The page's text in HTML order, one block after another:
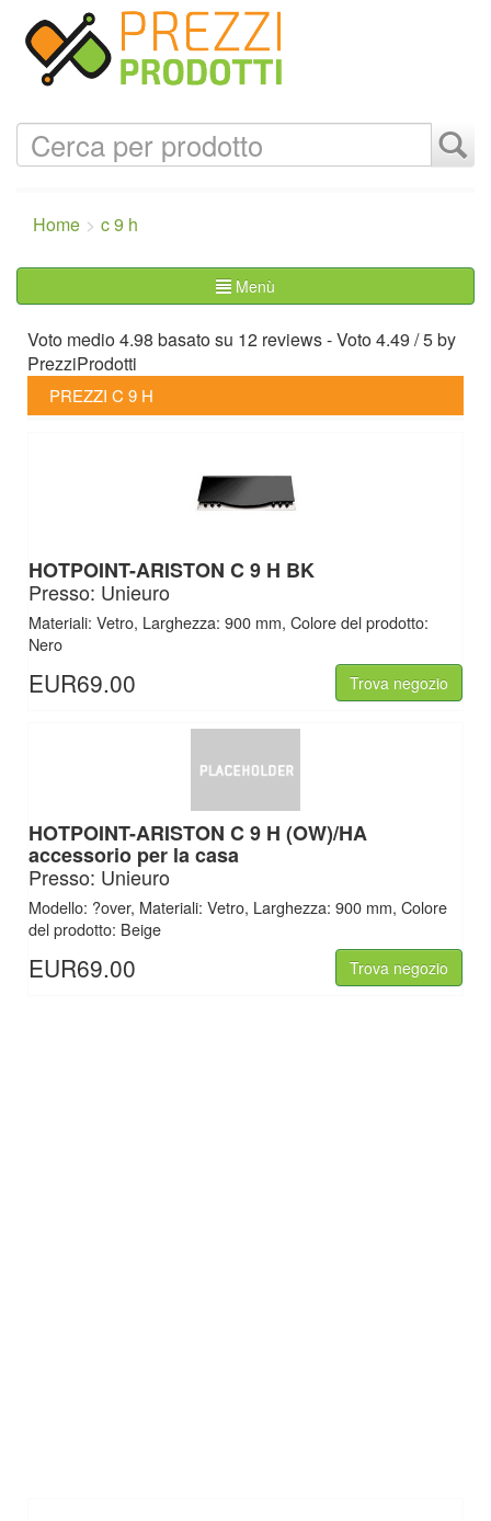
Home c 9 h
Menù
Voto medio4.98 basato su 12 reviews- Voto4.49 /5by
PrezziProdotti
PREZZI C 9 H
HOTPOINT-ARISTON C 9 H BK
Presso: Unieuro
Materiali: Vetro, Larghezza: 900 mm, Colore del prodotto:
Nero
EUR69.00 Trova negozio
HOTPOINT-ARISTON C 9 H (OW)/HA
accessorio per la casa
Presso: Unieuro
Modello: ?over, Materiali: Vetro, Larghezza: 900 mm, Colore
del prodotto: Beige
EUR69.00 Trova negozio